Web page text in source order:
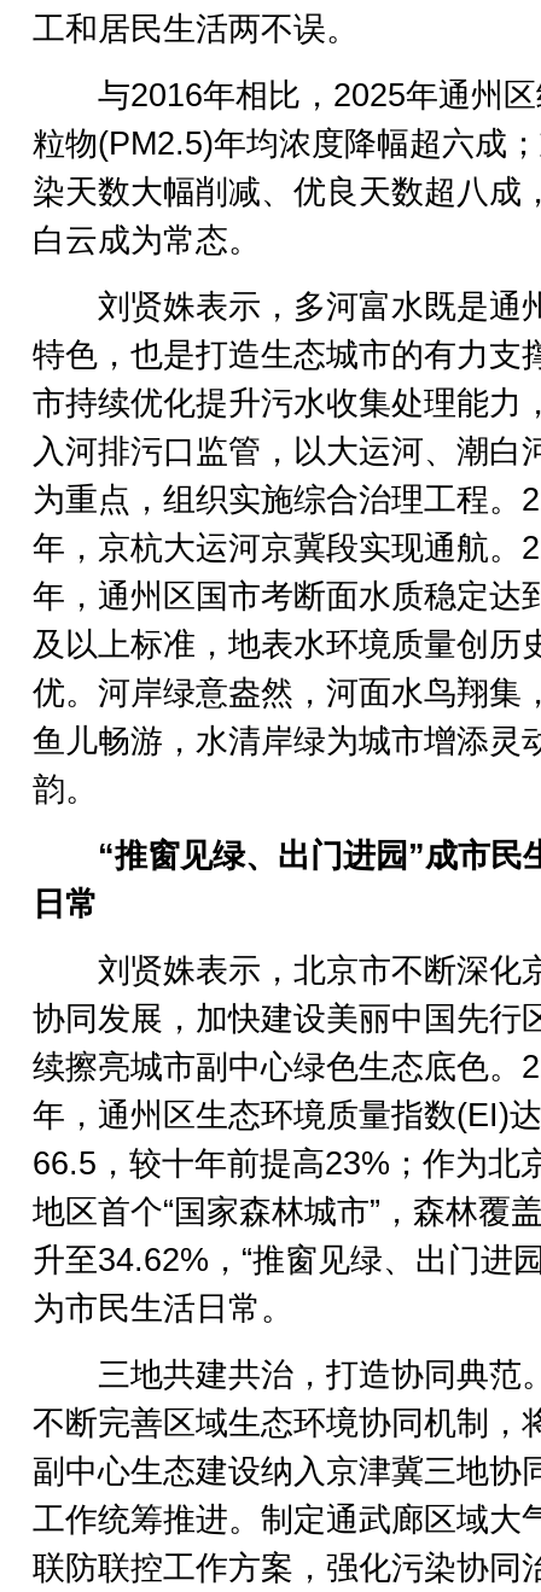
工和居民生活两不误。
与2016年相比，2025年通州区
粒物(PM2.5)年均浓度降幅超六成
染天数大幅削减、优良天数超八成
白云成为常态。
刘贤姝表示，多河富水既是通
特色，也是打造生态城市的有力支
市持续优化提升污水收集处理能力
入河排污口监管，以大运河、潮白
为重点，组织实施综合治理工程。
年，京杭大运河京冀段实现通航。
年，通州区国市考断面水质稳定达
及以上标准，地表水环境质量创历
优。河岸绿意盎然，河面水鸟翔集
鱼儿畅游，水清岸绿为城市增添灵
韵。
“推窗见绿、出门进园”成市民
日常
刘贤姝表示，北京市不断深化
协同发展，加快建设美丽中国先行
续擦亮城市副中心绿色生态底色。
年，通州区生态环境质量指数(EI)
66.5，较十年前提高23%；作为北
地区首个“国家森林城市”，森林覆
升至34.62%，“推窗见绿、出门进
为市民生活日常。
三地共建共治，打造协同典范
不断完善区域生态环境协同机制，
副中心生态建设纳入京津冀三地协
工作统筹推进。制定通武廊区域大
联防联控工作方案，强化污染协同